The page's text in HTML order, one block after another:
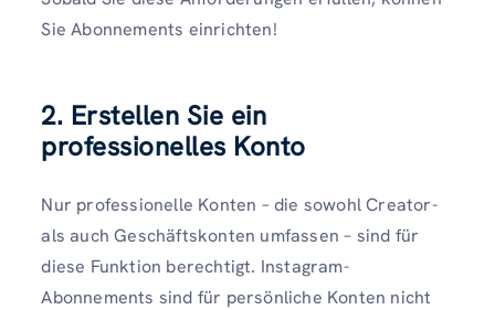
Sie Abonnements einrichten!
2. Erstellen Sie ein
professionelles Konto
Nur professionelle Konten – die sowohl Creator-
als auch Geschäftskonten umfassen – sind für
diese Funktion berechtigt. Instagram-
Abonnements sind für persönliche Konten nicht